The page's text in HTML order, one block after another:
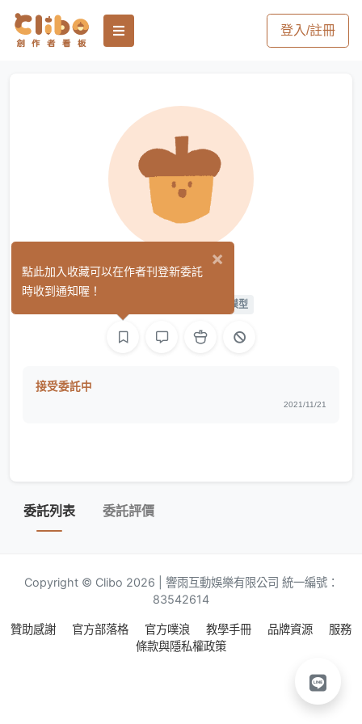
登入/註冊
黎晨 (0)
L2D 模型
接受委託中
2021/11/21
委託列表 委託評價
Copyright © Clibo 2026 | 響雨互動娛樂有限公司 統一編號：
83542614
贊助感謝 官方部落格 官方噗浪 教學手冊 品牌資源
服務
條款與隱私權政策
×
點此加入收藏可以在作者刊登新委託
時收到通知喔！